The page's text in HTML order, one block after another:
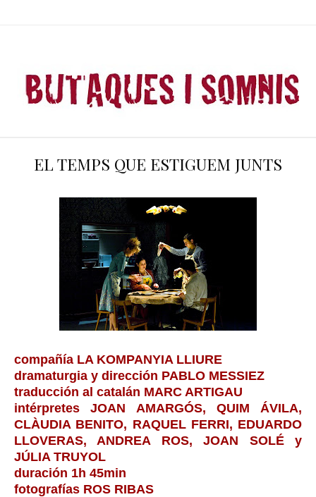
EL TEMPS QUE ESTIGUEM JUNTS
compañía LA KOMPANYIA LLIURE
dramaturgia y dirección PABLO MESSIEZ
traducción al catalán MARC ARTIGAU
intérpretes JOAN AMARGÓS, QUIM ÁVILA,
CLÀUDIA BENITO, RAQUEL FERRI, EDUARDO
LLOVERAS, ANDREA ROS, JOAN SOLÉ y
JÚLIA TRUYOL
duración 1h 45min
fotografías ROS RIBAS